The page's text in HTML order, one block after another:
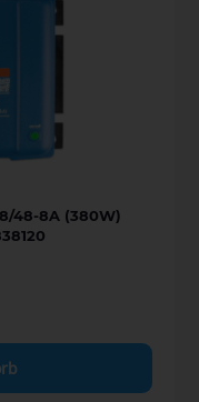
48-8A (380W)